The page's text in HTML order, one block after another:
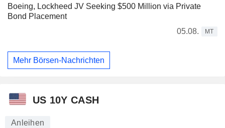
Boeing, Lockheed JV Seeking $500 Million via Private
Bond Placement
05.08.
MT
Mehr Börsen-Nachrichten
US 10Y CASH
Anleihen